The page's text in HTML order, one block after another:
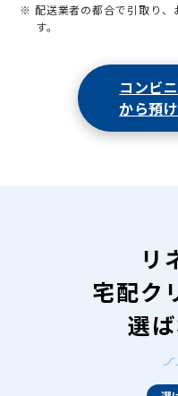
※ 配送業者の都合で引取り、
す。
コンビ
から預
リ
宅配ク
選